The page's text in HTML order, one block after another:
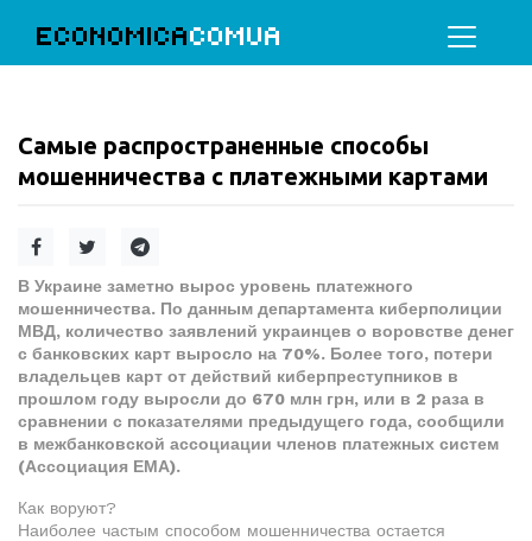
ECONOMICACOMUA
Самые распространенные способы
мошенничества с платежными картами
В Украине заметно вырос уровень платежного
мошенничества. По данным департамента киберполиции
МВД, количество заявлений украинцев о воровстве денег
с банковских карт выросло на 70%. Более того, потери
владельцев карт от действий киберпреступников в
прошлом году выросли до 670 млн грн, или в 2 раза в
сравнении с показателями предыдущего года, сообщили
в межбанковской ассоциации членов платежных систем
(Ассоциация ЕМА).
Как воруют?
Наиболее частым способом мошенничества остается